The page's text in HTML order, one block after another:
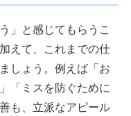
」と感じてもらうこ
えて、これまでの仕
しょう。例えば「お
「ミスを防ぐために
も、立派なアピール